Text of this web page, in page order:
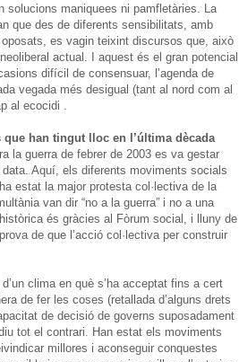
solucions maniquees ni pamfletàries. La
que des de diferents sensibilitats, amb
es vagin teixint discursos que, això
actual. I aquest és el gran potencial
difícil de consensuar, l’agenda de
vegada més desigual (tant al nord com al
al ecocidi .
han tingut lloc en l’última dècada
la guerra de febrer de 2003 es va gestar
Aquí, els diferents moviments socials
estat la major protesta col·lectiva de la
van dir “no a la guerra” i no a una
és gràcies al Fòrum social, i lluny de
de que l’acció col·lectiva per construir
d’un clima en què s’ha acceptat fins a cert
de fer les coses (retallada d’alguns drets
de decisió de governs suposadament
tot el contrari. Han estat els moviments
millores i aconseguir conquestes